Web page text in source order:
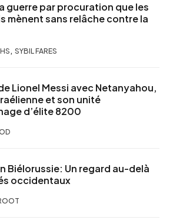
guerre par procuration que les
mènent sans relâche contre la
, SYBIL FARES
Lionel Messi avec Netanyahou,
et son unité
d’élite 8200
Biélorussie: Un regard au-delà
occidentaux